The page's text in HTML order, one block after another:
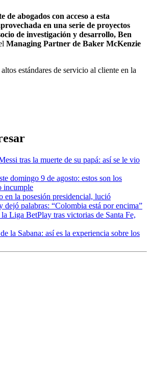
de abogados con acceso a esta
en una serie de proyectos
de investigación y desarrollo, Ben
Managing Partner de Baker McKenzie
estándares de servicio al cliente en la
tras la muerte de su papá: así se le vio
domingo 9 de agosto: estos son los
incumple
en la posesión presidencial, lució
dejó palabras: “Colombia está por encima”
Liga BetPlay tras victorias de Santa Fe,
la Sabana: así es la experiencia sobre los